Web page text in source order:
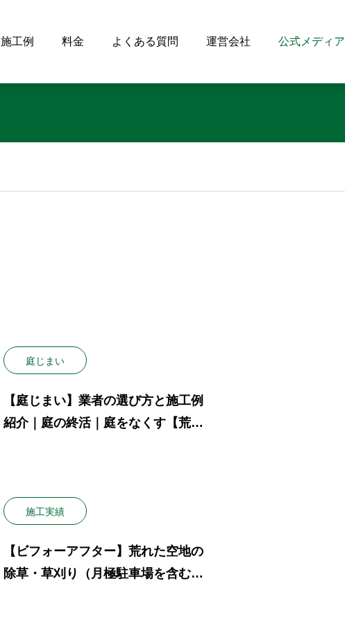
施工例 料金 よくある質問 運営会社 公式メディア
庭じまい
【庭じまい】業者の選び方と施工例
紹介｜庭の終活｜庭をなくす【荒れ
施工実績
【ビフォーアフター】荒れた空地の
除草・草刈り（月極駐車場を含む）